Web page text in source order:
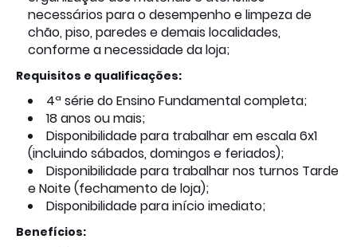
necessários para o desempenho e limpeza de
chão, piso, paredes e demais localidades,
conforme a necessidade da loja;
Requisitos e qualificações:
4ª série do Ensino Fundamental completa;
18 anos ou mais;
Disponibilidade para trabalhar em escala 6x1
(incluindo sábados, domingos e feriados);
Disponibilidade para trabalhar nos turnos Tarde
e Noite (fechamento de loja);
Disponibilidade para início imediato;
Benefícios: